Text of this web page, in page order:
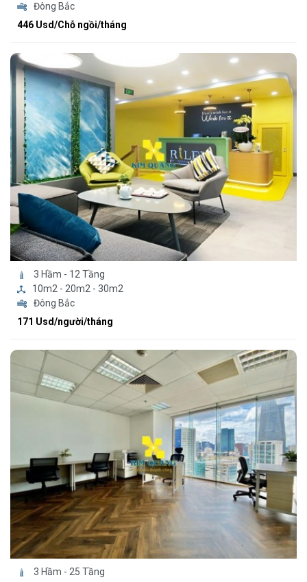
Đông Bắc
446 Usd/Chỗ ngồi/tháng
3 Hầm - 12 Tầng
10m2 - 20m2 - 30m2
Đông Bắc
171 Usd/người/tháng
3 Hầm - 25 Tầng